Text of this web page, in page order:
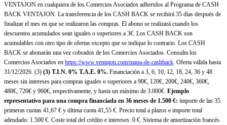
VENTAJON en cualquiera de los Comercios Asociados adheridos al Programa de CASH
BACK VENTAJON. La transferencia de los CASH BACK se recibirá 35 días después de
finalizar el mes en que se realizaron las compras. El abono se realizará cuando los
descuentos acumulados sean iguales o superiores a 3€. Los CASH BACK son
acumulables con otro tipo de ofertas excepto que se indique lo contrario. Los CASH
BACK se abonarán una vez cobrados de los Comercios Asociados. Consulta los
Comercios Asociados en https://www.ventajon.com/mapa-de-cashback. Oferta válida hasta
31/12/2026. (3) (3) T.I.N. 0% T.A.E. 0%. Financiación a 3, 6, 10, 12, 18, 24, 36 y 48
meses sin intereses para compras iguales o superiores a 90€, 120€, 200€, 240€, 360€,
480€, 720€ y 960€, respectivamente, y hasta un máximo de 3.000€. Ejemplo
representativo para una compra financiada en 36 meses de 1.500 €: importe de las 35
primeras cuotas 41,67 € y última cuota 41,55 €. Precio total a plazos e importe total
adeudado: 1.500 €. Coste total del crédito e intereses: 0 €. Sistema de amortización francés.